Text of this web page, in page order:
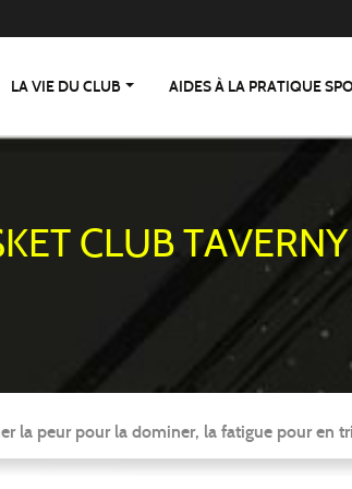
LA VIE DU CLUB AIDES À LA PRATIQUE
CLUB
la peur pour la dominer, la fatigue pour en